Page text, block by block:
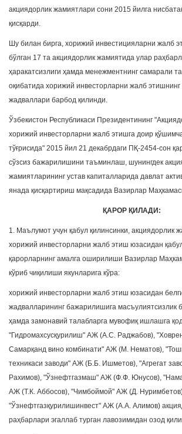
акциядорлик жамиятлари сони 2015 йилга
қисқарди.
Шу билан бирга, хорижий инвестицияларни жалб
бўлган 17 та акциядорлик жамиятида улар
ҳаракатсизлиги ҳамда менежментнинг самарали
оқибатида хорижий инвесторларни жалб этишнинг
жадваллари барбод қилинди.
Ўзбекистон Республикаси Президентининг
хорижий инвесторларни жалб этишга доир
тўғрисида" 2015 йил 21 декабрдаги ПҚ-2454-сон
сўзсиз бажарилишини таъминлаш, шунингдек
жамиятларининг устав капиталларида давлат
янада қисқартириш мақсадида Вазирлар
ҚАРОР ҚИЛАДИ:
1. Маълумот учун қабул қилинсинки, акциядорлик
хорижий инвесторларни жалб этиш юзасидан
қарорларнинг амалга оширилиши Вазирлар
кўриб чиқилиши якунларига кўра:
хорижий инвесторларни жалб этиш юзасидан
жадвалларининг бажарилишига масъулиятсизлик
ҳамда замонавий талабларга мувофиқ ишлашга
"Гидромахсусқурилиш" АЖ (А.С. Раджабов),
Самарқанд вино комбинати" АЖ (М. Нематов),
техникаси заводи" АЖ (Б.Б. Ишметов), "Агрегат
Рахимов), "Ўзнефтгазмаш" АЖ (Ф.Ф. Юнусов),
АЖ (Т.К. Аббосов), "Чимбоймой" АЖ (Д.
"Ўзнефтгазқурилишинвест" АЖ (А.А. Алимов)
раҳбарлари эгаллаб турган лавозимидан озод